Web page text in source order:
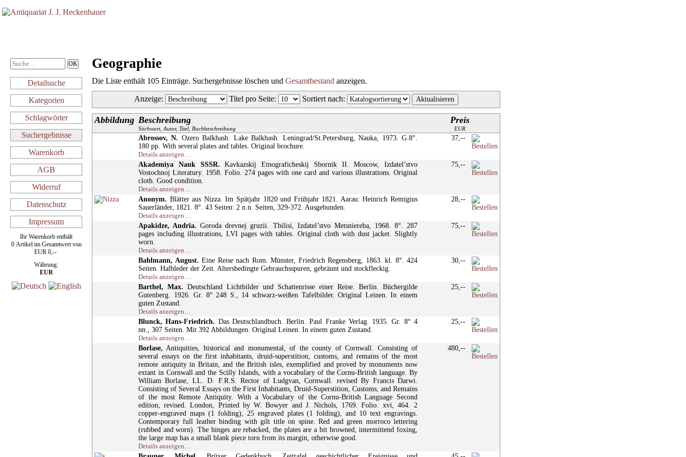
Detailsuche
Kategorien
Schlagwörter
Suchergebnisse
Warenkorb
AGB
Widerruf
Datenschutz
Impressum
Ihr Warenkorb enthält
0 Artikel im Gesamtwert von
EUR 0,--
Währung:
EUR
Geographie
Die Liste enthält 105 Einträge. Suchergebnisse löschen und Gesamtbestand anzeigen.
Anzeige: Titel pro Seite: Sortiert nach:
Abbildung Beschreibung
Stichwort, Autor, Titel, Buchbeschreibung
Preis
EUR
Abrossov, N. Ozero Balkhash. Lake Balkhash. Leningrad/St.Petersburg, Nauka, 1973. G.8°.
180 pp. With several plates and tables. Original brochure.
Details anzeigen…
37,--
Akademiya Nauk SSSR. Kavkazskij Etnograficheskij Sbornik II. Moscow, Izdatel’stvo
Vostochnoj Literatury. 1958. Folio. 274 pages with one card and various illustrations. Original
cloth. Good condition.
Details anzeigen…
75,--
Anonym. Blätter aus Nizza. Im Spätjahr 1820 und Frühjahr 1821. Aarau: Heinrich Remigius
Sauerländer, 1821. 8°. 43 Seiten: 2 n.n. Seiten, 329-372. Ausgebunden.
Details anzeigen…
28,--
Apakidze, Andria. Goroda drevnej gruzii. Tbilisi, Izdatel’stvo Metsniereba, 1968. 8°. 287
pages including illustrations, LVI pages with tables. Original cloth with dust jacket. Slightly
worn.
Details anzeigen…
75,--
Bahlmann, August. Eine Reise nach Rom. Münster, Friedrich Regensberg, 1863. kl. 8°. 424
Seiten. Halbleder der Zeit. Altersbedingte Gebrauchsspuren, gebräunt und stockfleckig.
Details anzeigen…
30,--
Barthel, Max. Deutschland Lichtbilder und Schattenrisse einer Reise. Berlin. Büchergilde
Gutenberg. 1926. Gr. 8° 248 S., 14 schwarz-weißen Tafelbilder. Original Leinen. In einem
guten Zustand.
Details anzeigen…
25,--
Blunck, Hans-Friedrich. Das Deutschlandbuch. Berlin. Paul Franke Verlag. 1935. Gr. 8° 4
nn., 307 Seiten. Mit 392 Abbildungen. Original Leinen. In einem guten Zustand.
Details anzeigen…
25,--
Borlase, Antiquities, historical and monumental, of the county of Cornwall. Consisting of
several essays on the first inhabitants, druid-superstition, customs, and remains of the most
remote antiquity in Britain, and the British isles, exemplified and proved by monuments now
extant in Cornwall and the Scilly Islands, with a vocabulary of the Cornu-British language. By
William Borlase, LL. D. F.R.S. Rector of Ludgvan, Cornwall. revised By Francis Darwi.
Consisting of Several Essays on the First Inhabitants, Druid-Superstition, Customs, and Remains
of the most Remote Antiquity. With a Vocabulary of the Cornu-British Language Second
edition, revised. London, Printed by W. Bowyer and J. Nichols, 1769. Folio. xvi, 464. 2
copper-engraved maps (1 folding), 25 engraved plates (1 folding), and 10 text engravings.
Contemporary full leather binding with gilt title on spine. Red and green morroco lettering
(rubbed and worn). The hinges are rebacked, the plates are a bit browned, intermittend foxing,
the large map has a small blank piece torn from its margin, otherwise good.
Details anzeigen…
480,--